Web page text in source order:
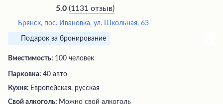
5.0 (1131 отзыв)
Брянск, пос. Ивановка, ул. Школьная, 63
Подарок за бронирование
Вместимость: 100 человек
Парковка: 40 авто
Кухня: Европейская, русская
Свой алкоголь: Можно свой алкоголь